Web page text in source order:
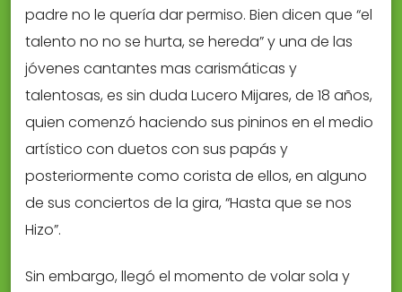
padre no le quería dar permiso. Bien dicen que “el
talento no no se hurta, se hereda” y una de las
jóvenes cantantes mas carismáticas y
talentosas, es sin duda Lucero Mijares, de 18 años,
quien comenzó haciendo sus pininos en el medio
artístico con duetos con sus papás y
posteriormente como corista de ellos, en alguno
de sus conciertos de la gira, “Hasta que se nos
Hizo”.
Sin embargo, llegó el momento de volar sola y